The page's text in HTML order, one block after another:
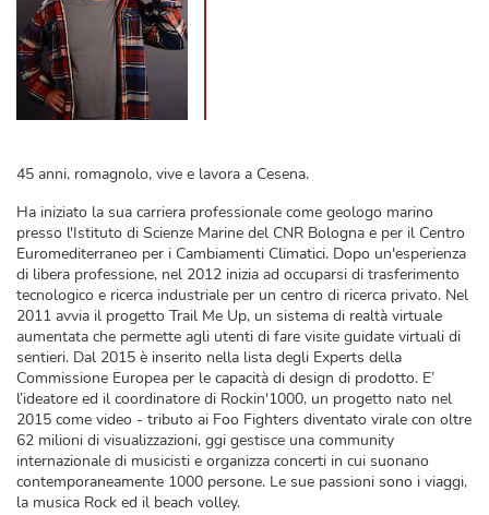
45 anni, romagnolo, vive e lavora a Cesena.
Ha iniziato la sua carriera professionale come geologo marino
presso l'Istituto di Scienze Marine del CNR Bologna e per il Centro
Euromediterraneo per i Cambiamenti Climatici. Dopo un'esperienza
di libera professione, nel 2012 inizia ad occuparsi di trasferimento
tecnologico e ricerca industriale per un centro di ricerca privato. Nel
2011 avvia il progetto Trail Me Up, un sistema di realtà virtuale
aumentata che permette agli utenti di fare visite guidate virtuali di
sentieri. Dal 2015 è inserito nella lista degli Experts della
Commissione Europea per le capacità di design di prodotto. E’
l’ideatore ed il coordinatore di Rockin'1000, un progetto nato nel
2015 come video - tributo ai Foo Fighters diventato virale con oltre
62 milioni di visualizzazioni, ggi gestisce una community
internazionale di musicisti e organizza concerti in cui suonano
contemporaneamente 1000 persone. Le sue passioni sono i viaggi,
la musica Rock ed il beach volley.